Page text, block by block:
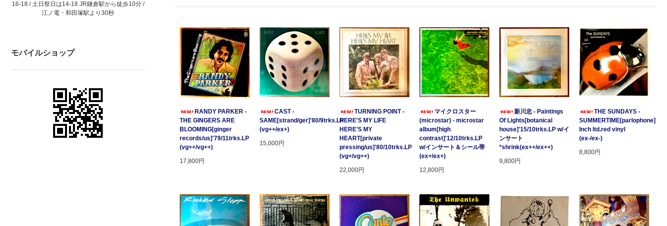
16-18 / 土日祭日は14-18 JR鎌倉駅から徒歩10分 /
江ノ電・和田塚駅より30秒
モバイルショップ
RANDY PARKER -
THE GINGERS ARE
BLOOMING[ginger
records/us]'79/11trks.LP
(vg++/vg++)
17,800円
CAST -
SAME[strand/ger]'80/9trks.LP
(vg++/ex+)
15,000円
TURNING POINT -
HERE'S MY LIFE
HERE'S MY
HEART[private
pressing/us]'80/10trks.LP
(vg+/vg++)
22,000円
マイクロスター
(microstar) - microstar
album[high
contrast]'12/10trks.LP
w/インサート＆シール帯
(ex+/ex+)
12,800円
新川忠 - Paintings
Of Lights[botanical
house]'15/10trks.LP w/イ
ンサート
*shrink(ex++/ex++)
9,800円
THE SUNDAYS -
Inch ltd.red vinyl
(ex-/ex-)
8,800円